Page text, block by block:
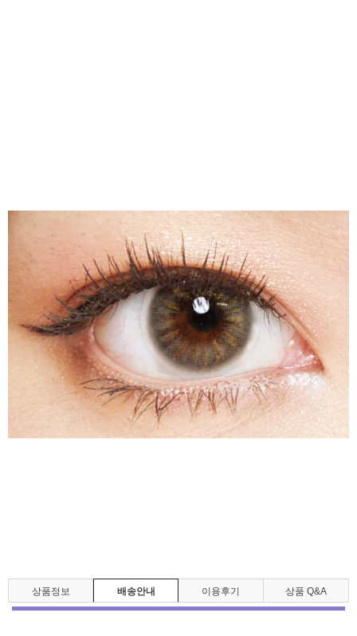
상품정보 배송안내 이용후기 상품 Q&A